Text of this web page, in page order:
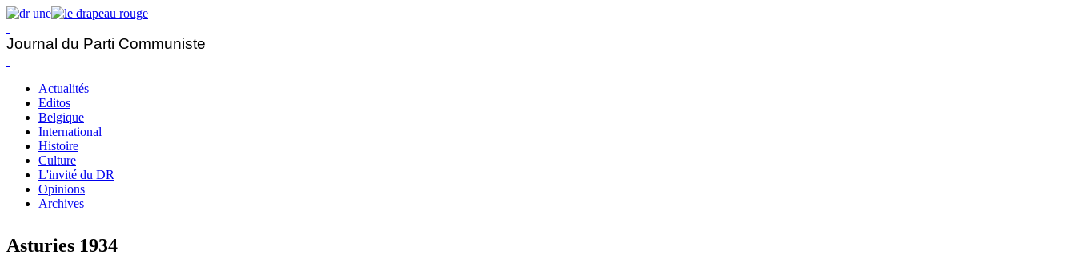
Journal du Parti Communiste
Actualités
Editos
Belgique
International
Histoire
Culture
L'invité du DR
Opinions
Archives
Asturies 1934